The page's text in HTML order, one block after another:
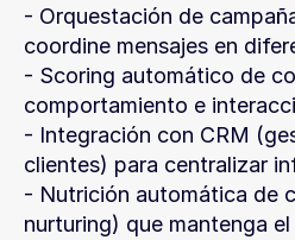
- Orquestación de
coordine mensajes en
- Scoring automático de
comportamiento e
- Integración con CRM
clientes) para centralizar
- Nutrición automática de
nurturing) que mantenga